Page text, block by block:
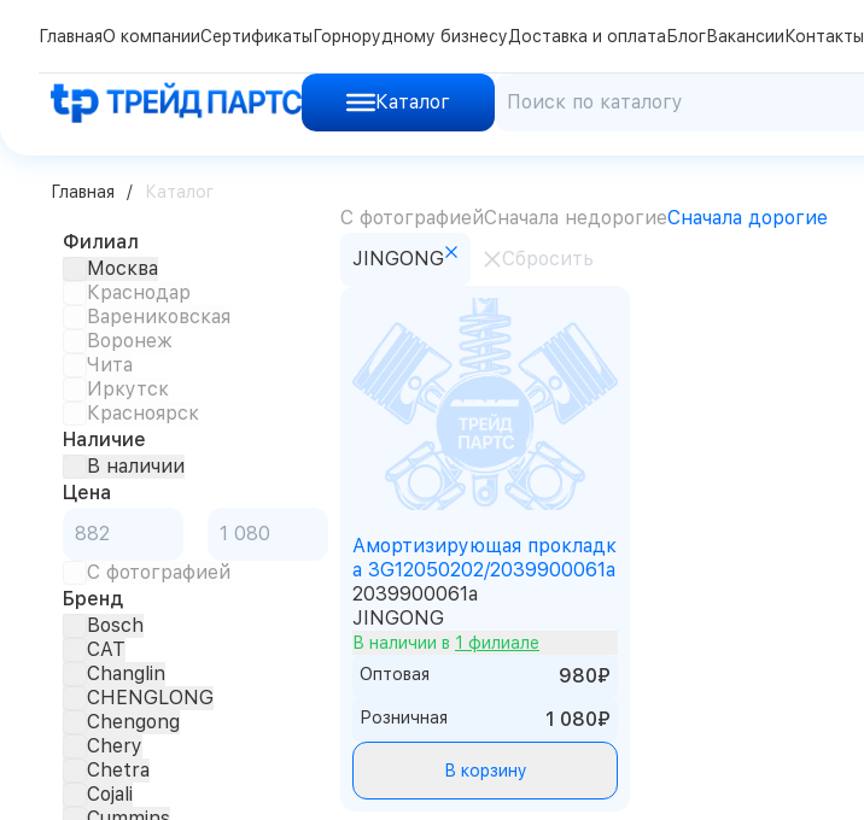
Каталог
ГлавнаяО компанииСертификаты Горнорудному бизнесуДоставка и оплата БлогВакансии Контакты
Главная Каталог
Филиал
Москва
Краснодар
Варениковская
Воронеж
Чита
Иркутск
Красноярск
Наличие
В наличии
Цена
С фотографией
Бренд
Bosch
CAT
Changlin
CHENGLONG
Chengong
Chery
Chetra
Cojali
С фотографиейСначала недорогиеСначала дорогие
JINGONG
Сбросить
Амортизирующая прокладк
а 3G12050202/2039900061a
2039900061a
JINGONG
В наличии в 1 филиале
Оптовая
980₽
Розничная 1 080₽
В корзину